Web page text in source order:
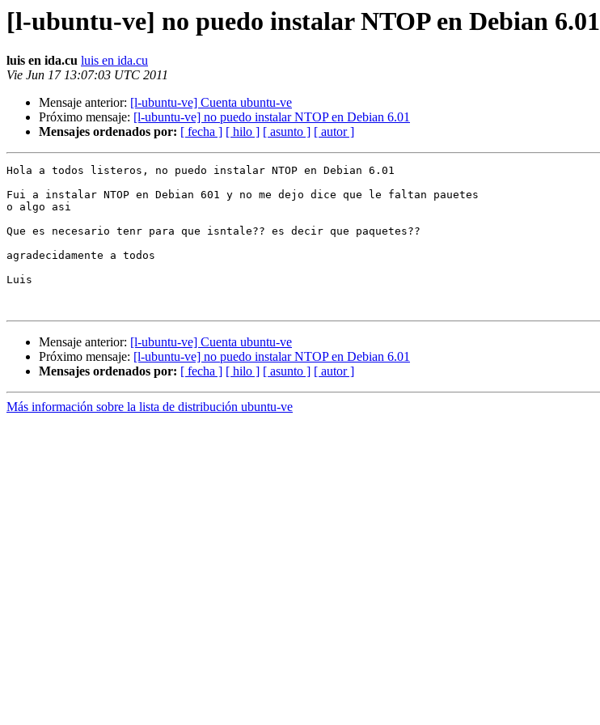
[l-ubuntu-ve] no puedo instalar NTOP en Debian 6.01
luis en ida.cu luis en ida.cu
Vie Jun 17 13:07:03 UTC 2011
Mensaje anterior: [l-ubuntu-ve] Cuenta ubuntu-ve
Próximo mensaje: [l-ubuntu-ve] no puedo instalar NTOP en Debian 6.01
Mensajes ordenados por: [ fecha ] [ hilo ] [ asunto ] [ autor ]
Hola a todos listeros, no puedo instalar NTOP en Debian 6.01
Fui a instalar NTOP en Debian 601 y no me dejo dice que le faltan pauetes
o algo asi
Que es necesario tenr para que isntale?? es decir que paquetes??
agradecidamente a todos
Luis
Mensaje anterior: [l-ubuntu-ve] Cuenta ubuntu-ve
Próximo mensaje: [l-ubuntu-ve] no puedo instalar NTOP en Debian 6.01
Mensajes ordenados por: [ fecha ] [ hilo ] [ asunto ] [ autor ]
Más información sobre la lista de distribución ubuntu-ve